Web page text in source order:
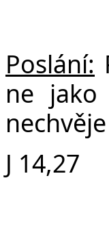
Poslání:
ne
J 14,27